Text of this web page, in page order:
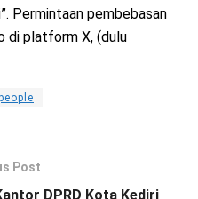
Permintaan pembebasan
di platform X, (dulu
Post
DPRD Kota Kediri